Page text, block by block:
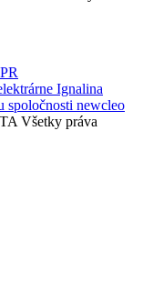
PR
Ignalina
spoločnosti newcleo
Všetky práva